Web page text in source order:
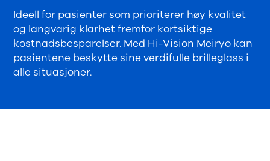
Ideell for pasienter som prioriterer høy kvalitet
og langvarig klarhet fremfor kortsiktige
kostnadsbesparelser. Med Hi-Vision Meiryo kan
pasientene beskytte sine verdifulle brilleglass i
alle situasjoner.